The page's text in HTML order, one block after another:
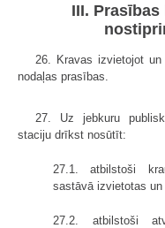
III.
26. Kravas izvietojot
nodaļas prasības.
27. Uz jebkuru
staciju drīkst nosūtīt:
27.1. atbilstoši
sastāvā izvietotas
27.2. atbilstoši